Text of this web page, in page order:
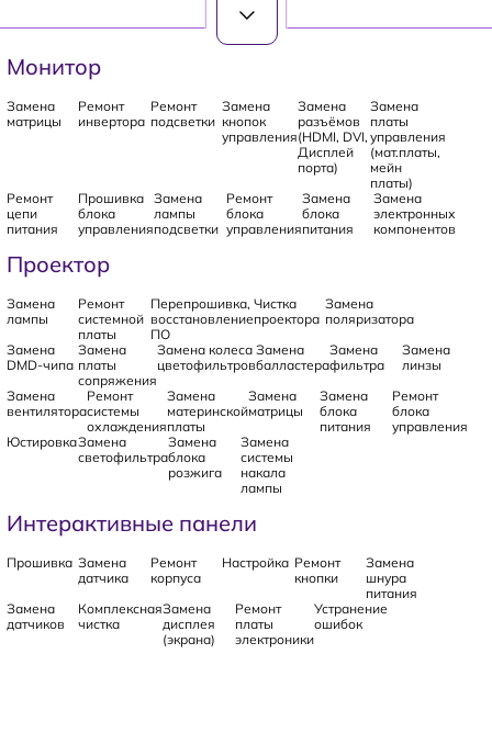
Монитор
Замена
матрицы
Ремонт
инвертора
Ремонт
подсветки
Замена
кнопок
управления
Замена
разъёмов
(HDMI, DVI,
Дисплей
порта)
Замена
платы
управления
(мат.платы,
мейн
платы)
Ремонт
цепи
питания
Прошивка
блока
управления
Замена
лампы
подсветки
Ремонт
блока
управления
Замена
блока
питания
Замена
электронных
компонентов
Проектор
Замена
лампы
Ремонт
системной
платы
Перепрошивка,
восстановление
ПО
Чистка
проектора
Замена
поляризатора
Замена
DMD-чипа
Замена
платы
сопряжения
Замена колеса
цветофильтров
Замена
балластера
Замена
фильтра
Замена
линзы
Замена
вентилятора
Ремонт
системы
охлаждения
Замена
материнской
платы
Замена
матрицы
Замена
блока
питания
Ремонт
блока
управления
ЮстировкаЗамена
светофильтра
Замена
блока
розжига
Замена
системы
накала
лампы
Интерактивные панели
Прошивка Замена
датчика
Ремонт
корпуса
Настройка Ремонт
кнопки
Замена
шнура
питания
Замена
датчиков
Комплексная
чистка
Замена
дисплея
(экрана)
Ремонт
платы
электроники
Устранение
ошибок